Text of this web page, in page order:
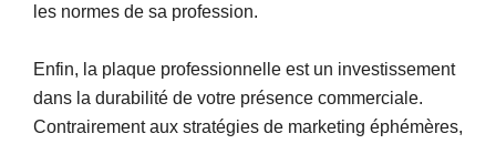
les normes de sa profession.
Enfin, la plaque professionnelle est un investissement
dans la durabilité de votre présence commerciale.
Contrairement aux stratégies de marketing éphémères,